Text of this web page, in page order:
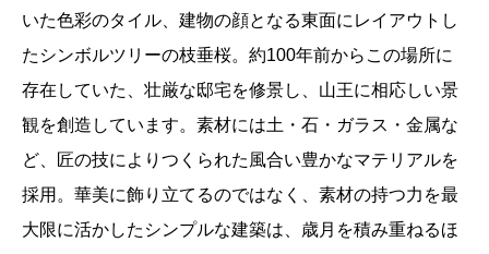
いた色彩のタイル、建物の顔となる東面にレイアウトし
たシンボルツリーの枝垂桜。約100年前からこの場所に
存在していた、壮厳な邸宅を修景し、山王に相応しい景
観を創造しています。素材には土・石・ガラス・金属な
ど、匠の技によりつくられた風合い豊かなマテリアルを
採用。華美に飾り立てるのではなく、素材の持つ力を最
大限に活かしたシンプルな建築は、歳月を積み重ねるほ